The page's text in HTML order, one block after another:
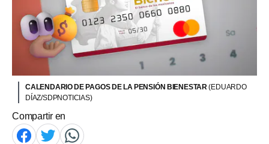
CALENDARIO DE PAGOS DE LA PENSIÓN BIENESTAR(EDUARDO
DÍAZ/SDPNOTICIAS)
Compartir en